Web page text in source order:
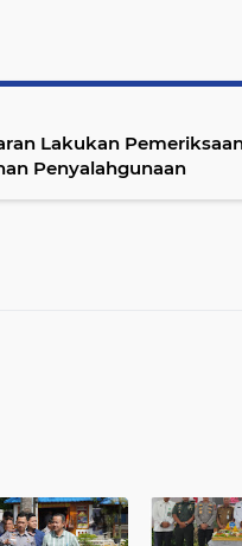
Lakukan
Penyalahgunaan